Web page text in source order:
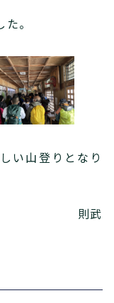
。
い山登りとなり
則武